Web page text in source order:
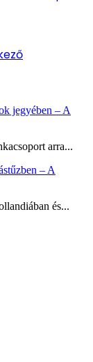
jegyében – A
arra...
– A
és...